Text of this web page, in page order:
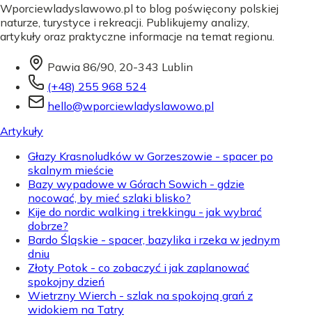
Wporciewladyslawowo.pl to blog poświęcony polskiej
naturze, turystyce i rekreacji. Publikujemy analizy,
artykuły oraz praktyczne informacje na temat regionu.
Pawia 86/90, 20-343 Lublin
(+48) 255 968 524
hello@wporciewladyslawowo.pl
Artykuły
Głazy Krasnoludków w Gorzeszowie - spacer po
skalnym mieście
Bazy wypadowe w Górach Sowich - gdzie
nocować, by mieć szlaki blisko?
Kije do nordic walking i trekkingu - jak wybrać
dobrze?
Bardo Śląskie - spacer, bazylika i rzeka w jednym
dniu
Złoty Potok - co zobaczyć i jak zaplanować
spokojny dzień
Wietrzny Wierch - szlak na spokojną grań z
widokiem na Tatry